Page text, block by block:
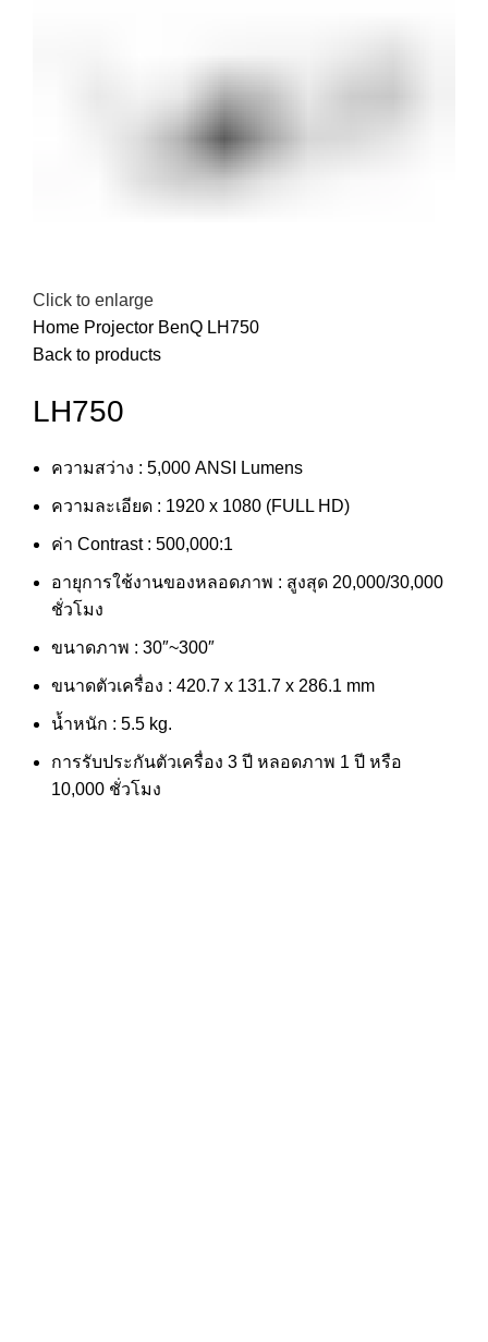
Click to enlarge
Home Projector BenQ LH750
Back to products
LH750
ความสว่าง : 5,000 ANSI Lumens
ความละเอียด : 1920 x 1080 (FULL HD)
ค่า Contrast : 500,000:1 ‎ ‎
อายุการใช้งานของหลอดภาพ : สูงสุด 20,000/30,000
ชั่วโมง
ขนาดภาพ : 30″~300″
ขนาดตัวเครื่อง : 420.7 x 131.7 x 286.1 mm
น้ำหนัก : 5.5 kg.
การรับประกันตัวเครื่อง 3 ปี หลอดภาพ 1 ปี หรือ
10,000 ชั่วโมง